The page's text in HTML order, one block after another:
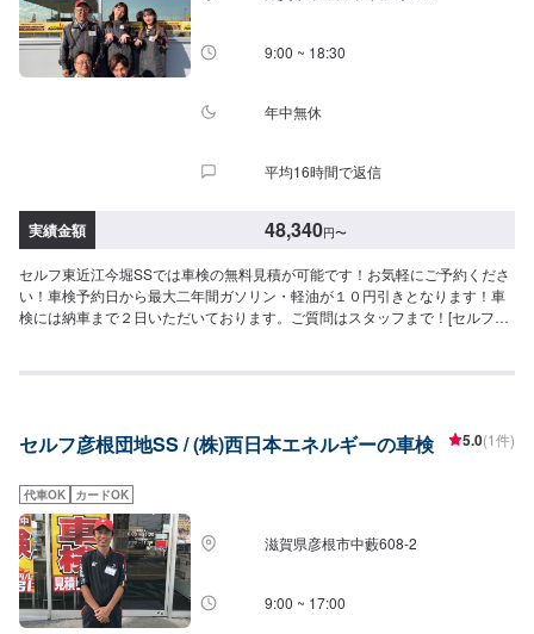
年月からの年数によって費用が変わります・修理・交換等が必要な場合は、
別途費用がかかります・4WDは＋4,400円9:00 ~ 18:30
年中無休
平均16時間で返信
実績金額 48,340円〜
セルフ東近江今堀SSでは車検の無料見積が可能です！お気軽にご予約くださ
い！車検予約日から最大二年間ガソリン・軽油が１０円引きとなります！車
検には納車まで２日いただいております。ご質問はスタッフまで！[セルフ東
[１０円／L]引き※◇車検実施で最大15,000円相当の特典プレゼント！！◇[特
[特典４]次回車検まで使える<オイル交換1,000円ぽっきりクーポン>（２回
WGN,ムーヴなど）車検基本料22,000円各種法定料金合計26,340円--------------
---------------------------→[合計]48,340円-小型自動車(〜1,000kg)-ー（スイフト,
ミラージュなど）車検基本料22,000円各種法定料金合計36,250円----------------
-------------------------→[合計]58,250円-中型自動車(1,001〜1,500kg)-ー（GRヤ
リス,CX-3など）車検基本料22,000円各種法定料金合計44,450円-----------------
------------------------→[合計]66,450円-大型自動車(1,501〜2,000kg)-ー（レクサ
スRX,MX-30など）車検基本料22,000円各種法定料金合計52,750円--------------
セルフ彦根団地SS / (株)西日本エネルギーの車検 5.0(1件)
代車OK カードOK
滋賀県彦根市中藪608-2
9:00 ~ 17:00